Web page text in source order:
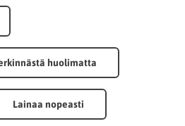
huolimatta
Lainaa nopeasti